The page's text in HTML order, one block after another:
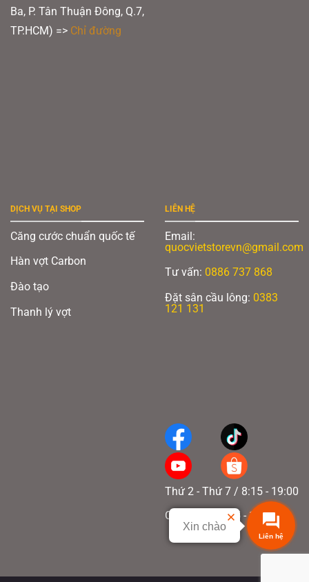
Ba, P. Tân Thuận Đông, Q.7,
TP.HCM) => Chỉ đường
DỊCH VỤ TẠI SHOP
Căng cước chuẩn quốc tế
Hàn vợt Carbon
Đào tạo
Thanh lý vợt
LIÊN HỆ
Email:
quocvietstorevn@gmail.com
Tư vấn: 0886 737 868
Đặt sân cầu lông: 0383
121 131
Thứ 2 - Thứ 7 / 8:15 - 19:00
Chủ nhật / 8:15 - 17:00
Xin chào